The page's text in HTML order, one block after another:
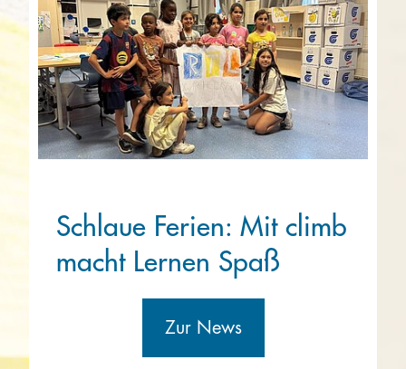
Schlaue Ferien: Mit climb
macht Lernen Spaß
Zur News